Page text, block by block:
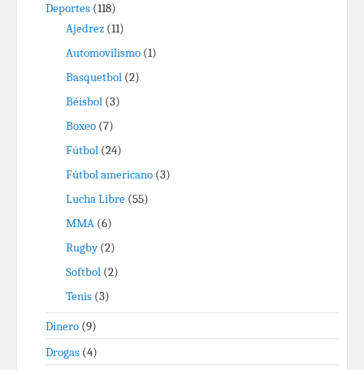
Deportes (118)
Ajedrez (11)
Automovilismo (1)
Basquetbol (2)
Béisbol (3)
Boxeo (7)
Fútbol (24)
Fútbol americano (3)
Lucha Libre (55)
MMA (6)
Rugby(2)
Softbol (2)
Tenis (3)
Dinero (9)
Drogas (4)